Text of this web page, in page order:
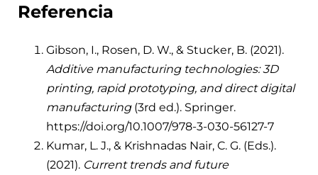
Referencia
Gibson, I., Rosen, D. W., & Stucker, B. (2021).
Additive manufacturing technologies: 3D
printing, rapid prototyping, and direct digital
manufacturing(3rd ed.). Springer.
https://doi.org/10.1007/978-3-030-56127-7
Kumar, L. J., & Krishnadas Nair, C. G. (Eds.).
(2021). Current trends and future